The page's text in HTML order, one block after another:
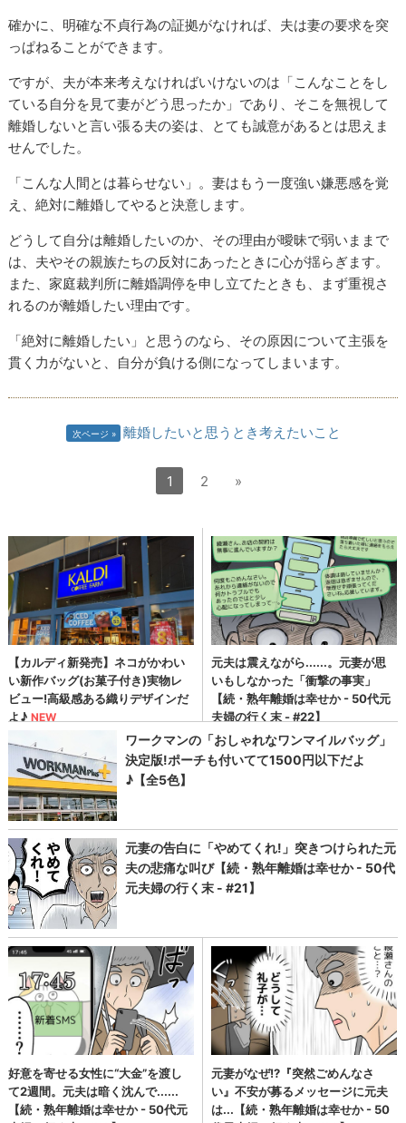
確かに、明確な不貞行為の証拠がなければ、夫は妻の要求を突
っぱねることができます。
ですが、夫が本来考えなければいけないのは「こんなことをし
ている自分を見て妻がどう思ったか」であり、そこを無視して
離婚しないと言い張る夫の姿は、とても誠意があるとは思えま
せんでした。
「こんな人間とは暮らせない」。妻はもう一度強い嫌悪感を覚
え、絶対に離婚してやると決意します。
どうして自分は離婚したいのか、その理由が曖昧で弱いままで
は、夫やその親族たちの反対にあったときに心が揺らぎます。
また、家庭裁判所に離婚調停を申し立てたときも、まず重視さ
れるのが離婚したい理由です。
「絶対に離婚したい」と思うのなら、その原因について主張を
貫く力がないと、自分が負ける側になってしまいます。
次ページ 離婚したいと思うとき考えたいこと
1 2 »